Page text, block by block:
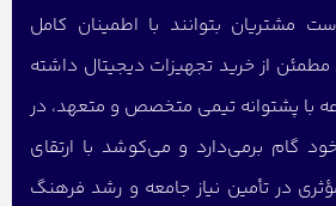
مشتریان بتوانند با اطمینان کامل
مطمئن از خرید تجهیزات دیجیتال داشته
با پشتوانه تیمی متخصص و متعهد، در
گام برمی‌دارد و می‌کوشد با ارتقای
در تأمین نیاز جامعه و رشد فرهنگ